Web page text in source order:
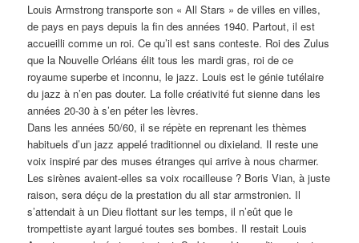
Louis Armstrong transporte son « All Stars » de villes en villes,
de pays en pays depuis la fin des années 1940. Partout, il est
accueilli comme un roi. Ce qu’il est sans conteste. Roi des Zulus
que la Nouvelle Orléans élit tous les mardi gras, roi de ce
royaume superbe et inconnu, le jazz. Louis est le génie tutélaire
du jazz à n’en pas douter. La folle créativité fut sienne dans les
années 20-30 à s’en péter les lèvres.
Dans les années 50/60, il se répète en reprenant les thèmes
habituels d’un jazz appelé traditionnel ou dixieland. Il reste une
voix inspiré par des muses étranges qui arrive à nous charmer.
Les sirènes avaient-elles sa voix rocailleuse ? Boris Vian, à juste
raison, sera déçu de la prestation du all star armstronien. Il
s’attendait à un Dieu flottant sur les temps, il n’eût que le
trompettiste ayant largué toutes ses bombes. Il restait Louis